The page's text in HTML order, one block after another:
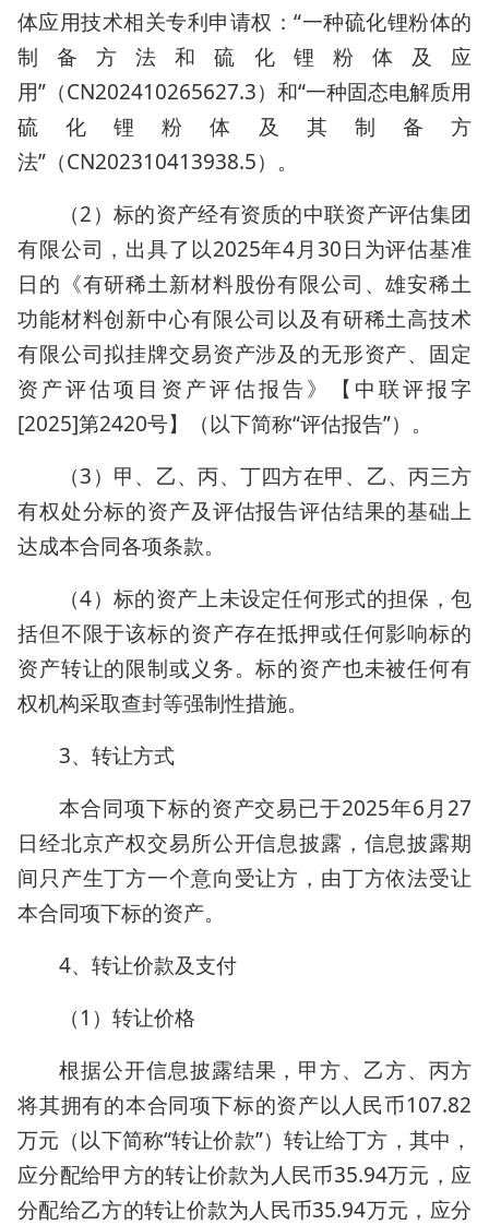
体应用技术相关专利申请权：“一种硫化锂粉体的
制备方法和硫化锂粉体及应
用”（CN202410265627.3）和“一种固态电解质用
硫化锂粉体及其制备方
法”（CN202310413938.5）。
（2）标的资产经有资质的中联资产评估集团
有限公司，出具了以2025年4月30日为评估基准
日的《有研稀土新材料股份有限公司、雄安稀土
功能材料创新中心有限公司以及有研稀土高技术
有限公司拟挂牌交易资产涉及的无形资产、固定
资产评估项目资产评估报告》【中联评报字
[2025]第2420号】（以下简称“评估报告”）。
（3）甲、乙、丙、丁四方在甲、乙、丙三方
有权处分标的资产及评估报告评估结果的基础上
达成本合同各项条款。
（4）标的资产上未设定任何形式的担保，包
括但不限于该标的资产存在抵押或任何影响标的
资产转让的限制或义务。标的资产也未被任何有
权机构采取查封等强制性措施。
3、转让方式
本合同项下标的资产交易已于2025年6月27
日经北京产权交易所公开信息披露，信息披露期
间只产生丁方一个意向受让方，由丁方依法受让
本合同项下标的资产。
4、转让价款及支付
（1）转让价格
根据公开信息披露结果，甲方、乙方、丙方
将其拥有的本合同项下标的资产以人民币107.82
万元（以下简称“转让价款”）转让给丁方，其中，
应分配给甲方的转让价款为人民币35.94万元，应
分配给乙方的转让价款为人民币35.94万元，应分